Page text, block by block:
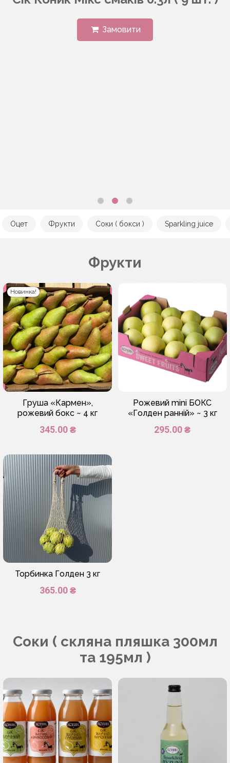
Замовити
Оцет Фрукти Соки ( бокси ) Sparkling juice
Фрукти
Новинка!
Груша «Кармен»,
рожевий бокс ~ 4 кг
345.00 ₴
Рожевий mini БОКС
«Голден ранній» ~ 3 кг
295.00 ₴
Торбинка Голден 3 кг
365.00 ₴
Соки ( скляна пляшка 300мл
та 195мл )